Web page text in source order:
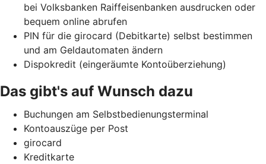
bei Volksbanken Raiffeisenbanken ausdrucken oder
bequem online abrufen
PIN für die girocard (Debitkarte) selbst bestimmen
und am Geldautomaten ändern
Dispokredit (eingeräumte Kontoüberziehung)
Das gibt's auf Wunsch dazu
Buchungen am Selbstbedienungsterminal
Kontoauszüge per Post
girocard
Kreditkarte